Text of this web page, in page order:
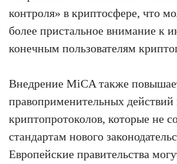
контроля» в криптосфере, что
более пристальное внимание к
конечным пользователям
Внедрение MiCA также
правоприменительных
криптопротоколов, которые не
стандартам нового
Европейские правительства